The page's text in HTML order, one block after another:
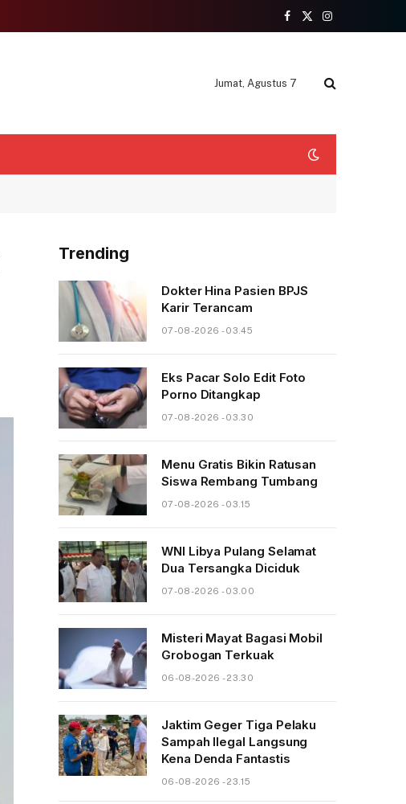
Facebook
X
Instagram
Jumat, Agustus 7
Trending
Dokter Hina Pasien BPJS
Karir Terancam
07-08-2026 - 03.45
Eks Pacar Solo Edit Foto
Porno Ditangkap
07-08-2026 - 03.30
Menu Gratis Bikin Ratusan
Siswa Rembang Tumbang
07-08-2026 - 03.15
WNI Libya Pulang Selamat
Dua Tersangka Diciduk
07-08-2026 - 03.00
Misteri Mayat Bagasi Mobil
Grobogan Terkuak
06-08-2026 - 23.30
Jaktim Geger Tiga Pelaku
Sampah Ilegal Langsung
Kena Denda Fantastis
06-08-2026 - 23.15